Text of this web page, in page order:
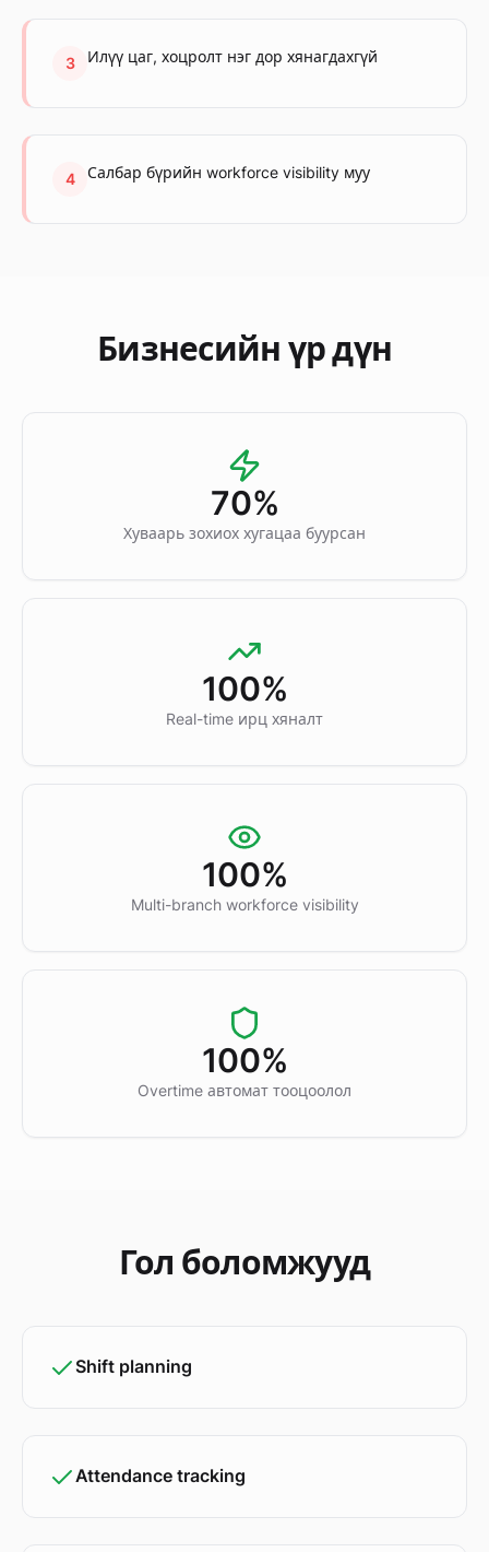
3 Илүү цаг, хоцролт нэг дор хянагдахгүй
4 Салбар бүрийн workforce visibility муу
Бизнесийн үр дүн
70%
Хуваарь зохиох хугацаа буурсан
100%
Real-time ирц хяналт
100%
Multi-branch workforce visibility
100%
Overtime автомат тооцоолол
Гол боломжууд
Shift planning
Attendance tracking